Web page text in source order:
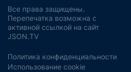
Все права защищены.
Перепечатка возможна с
активной ссылкой на сайт
JSON.TV
Политика конфиденциальности
Использование cookie